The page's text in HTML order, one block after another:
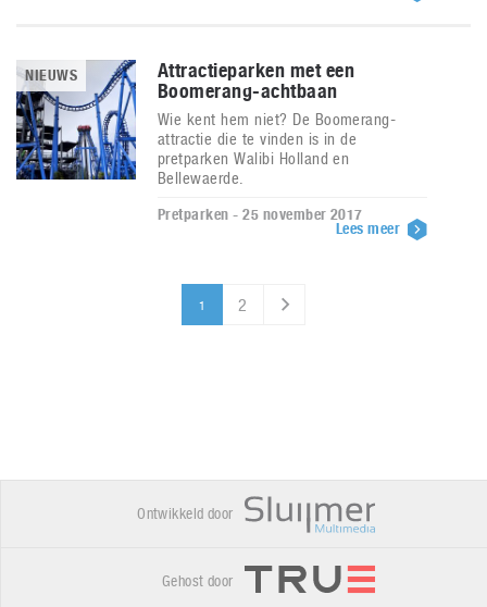
NIEUWS
Attractieparken met een
Boomerang-achtbaan
Wie kent hem niet? De Boomerang-
attractie die te vinden is in de
pretparken Walibi Holland en
Bellewaerde.
Pretparken - 25 november 2017
Lees meer
1 2
Ontwikkeld door
Gehost door